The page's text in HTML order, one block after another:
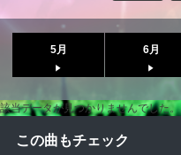
5月 6月
該当データが見つかりませんでした。
この曲もチェック